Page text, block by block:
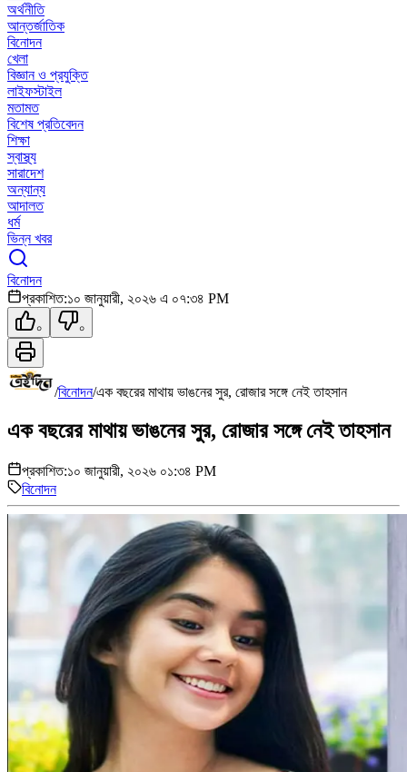
অর্থনীতি
আন্তর্জাতিক
বিনোদন
খেলা
বিজ্ঞান ও প্রযুক্তি
লাইফস্টাইল
মতামত
বিশেষ প্রতিবেদন
শিক্ষা
স্বাস্থ্য
সারাদেশ
অন্যান্য
আদালত
ধর্ম
ভিন্ন খবর
বিনোদন
প্রকাশিত:১০ জানুয়ারী, ২০২৬ এ ০৭:৩৪ PM
০ ০
/বিনোদন/এক বছরের মাথায় ভাঙনের সুর, রোজার সঙ্গে নেই তাহসান
এক বছরের মাথায় ভাঙনের সুর, রোজার সঙ্গে নেই তাহসান
প্রকাশিত:১০ জানুয়ারী, ২০২৬ ০১:৩৪ PM
বিনোদন